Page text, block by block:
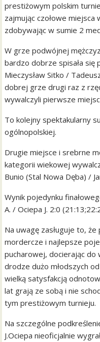
prestiżowym polskim
zajmując czołowe
zdobywając w sumie 2
W grze podwójnej
bardzo dobrze spisała się
Mieczysław Sitko /
dobrej grze drugi raz z
wywalczyli pierwsze
To kolejny spektakularny
ogólnopolskiej.
Drugie miejsce i srebrne
kategorii wiekowej
Bunio (Stal Nowa Dęba) /
Wynik pojedynku
A. / Ociepa J. 2:0
Na uwagę zasługuje to,
mordercze i najlepsze
pucharowej, docierając do
drodze dużo młodszych
wielką satysfakcją
lat grają ze sobą i nie
tym prestiżowym turnieju.
Na szczególne
J.Ociepa nieoficjalnie